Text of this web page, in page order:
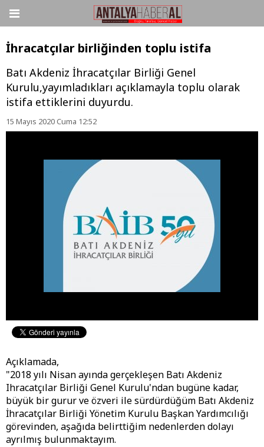
İhracatçılar birliğinden toplu istifa
Batı Akdeniz İhracatçılar Birliği Genel
Kurulu,yayımladıkları açıklamayla toplu olarak
istifa ettiklerini duyurdu.
15 Mayıs 2020 Cuma 12:52
Açıklamada,
"2018 yılı Nisan ayında gerçekleşen Batı Akdeniz
Ihracatçılar Birliği Genel Kurulu'ndan bugüne kadar,
büyük bir gurur ve özveri ile sürdürdüğüm Batı Akdeniz
İhracatçılar Birliği Yönetim Kurulu Başkan Yardımcılığı
görevinden, aşağıda belirttiğim nedenlerden dolayı
ayrılmış bulunmaktayım.